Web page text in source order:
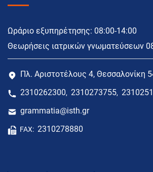
Ωράριο εξυπηρέτησης: 08:00-14:00
Θεωρήσεις ιατρικών γνωματεύσεων
Πλ. Αριστοτέλους 4, Θεσσαλονίκη
2310262300, 2310273755,
grammatia@isth.gr
FAX: 2310278880